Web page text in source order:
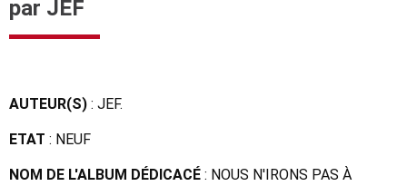
par JEF
AUTEUR(S) : JEF.
ETAT : NEUF
NOM DE L'ALBUM DÉDICACÉ : NOUS N'IRONS PAS À